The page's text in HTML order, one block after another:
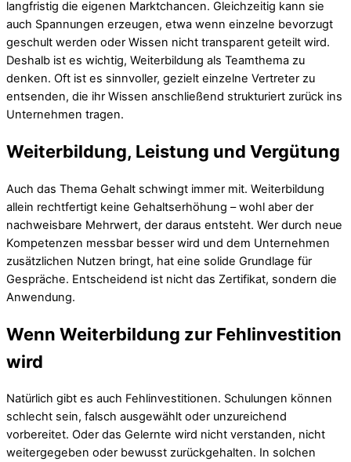
langfristig die eigenen Marktchancen. Gleichzeitig kann sie
auch Spannungen erzeugen, etwa wenn einzelne bevorzugt
geschult werden oder Wissen nicht transparent geteilt wird.
Deshalb ist es wichtig, Weiterbildung als Teamthema zu
denken. Oft ist es sinnvoller, gezielt einzelne Vertreter zu
entsenden, die ihr Wissen anschließend strukturiert zurück ins
Unternehmen tragen.
Weiterbildung, Leistung und Vergütung
Auch das Thema Gehalt schwingt immer mit. Weiterbildung
allein rechtfertigt keine Gehaltserhöhung – wohl aber der
nachweisbare Mehrwert, der daraus entsteht. Wer durch neue
Kompetenzen messbar besser wird und dem Unternehmen
zusätzlichen Nutzen bringt, hat eine solide Grundlage für
Gespräche. Entscheidend ist nicht das Zertifikat, sondern die
Anwendung.
Wenn Weiterbildung zur Fehlinvestition
wird
Natürlich gibt es auch Fehlinvestitionen. Schulungen können
schlecht sein, falsch ausgewählt oder unzureichend
vorbereitet. Oder das Gelernte wird nicht verstanden, nicht
weitergegeben oder bewusst zurückgehalten. In solchen